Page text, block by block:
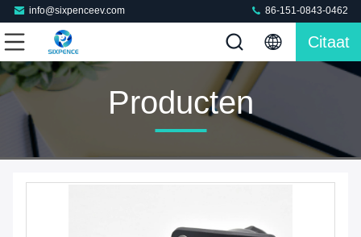
info@sixpenceev.com 86-151-0843-0462
Citaat
Producten